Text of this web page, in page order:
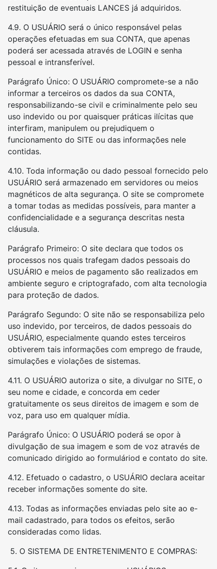
restituição de eventuais LANCES já adquiridos.
4.9. O USUÁRIO será o único responsável pelas
operações efetuadas em sua CONTA, que apenas
poderá ser acessada através de LOGIN e senha
pessoal e intransferível.
Parágrafo Único: O USUÁRIO compromete-se a não
informar a terceiros os dados da sua CONTA,
responsabilizando-se civil e criminalmente pelo seu
uso indevido ou por quaisquer práticas ilícitas que
interfiram, manipulem ou prejudiquem o
funcionamento do SITE ou das informações nele
contidas.
4.10. Toda informação ou dado pessoal fornecido pelo
USUÁRIO será armazenado em servidores ou meios
magnéticos de alta segurança. O site se compromete
a tomar todas as medidas possíveis, para manter a
confidencialidade e a segurança descritas nesta
cláusula.
Parágrafo Primeiro: O site declara que todos os
processos nos quais trafegam dados pessoais do
USUÁRIO e meios de pagamento são realizados em
ambiente seguro e criptografado, com alta tecnologia
para proteção de dados.
Parágrafo Segundo: O site não se responsabiliza pelo
uso indevido, por terceiros, de dados pessoais do
USUÁRIO, especialmente quando estes terceiros
obtiverem tais informações com emprego de fraude,
simulações e violações de sistemas.
4.11. O USUÁRIO autoriza o site, a divulgar no SITE, o
seu nome e cidade, e concorda em ceder
gratuitamente os seus direitos de imagem e som de
voz, para uso em qualquer mídia.
Parágrafo Único: O USUÁRIO poderá se opor à
divulgação de sua imagem e som de voz através de
comunicado dirigido ao formuláriod e contato do site.
4.12. Efetuado o cadastro, o USUÁRIO declara aceitar
receber informações somente do site.
4.13. Todas as informações enviadas pelo site ao e-
mail cadastrado, para todos os efeitos, serão
consideradas como lidas.
5. O SISTEMA DE ENTRETENIMENTO E COMPRAS: